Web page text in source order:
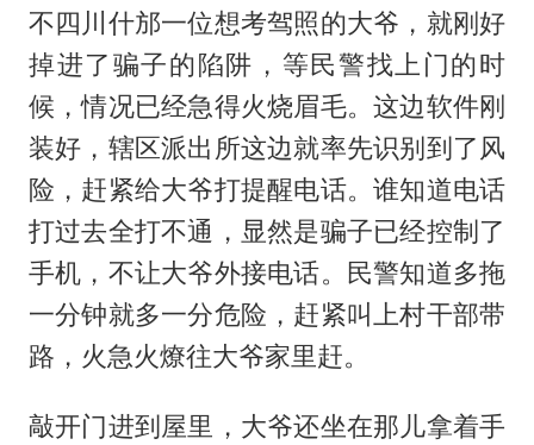
不四川什邡一位想考驾照的大爷，就刚好
掉进了骗子的陷阱，等民警找上门的时
候，情况已经急得火烧眉毛。这边软件刚
装好，辖区派出所这边就率先识别到了风
险，赶紧给大爷打提醒电话。谁知道电话
打过去全打不通，显然是骗子已经控制了
手机，不让大爷外接电话。民警知道多拖
一分钟就多一分危险，赶紧叫上村干部带
路，火急火燎往大爷家里赶。
敲开门进到屋里，大爷还坐在那儿拿着手